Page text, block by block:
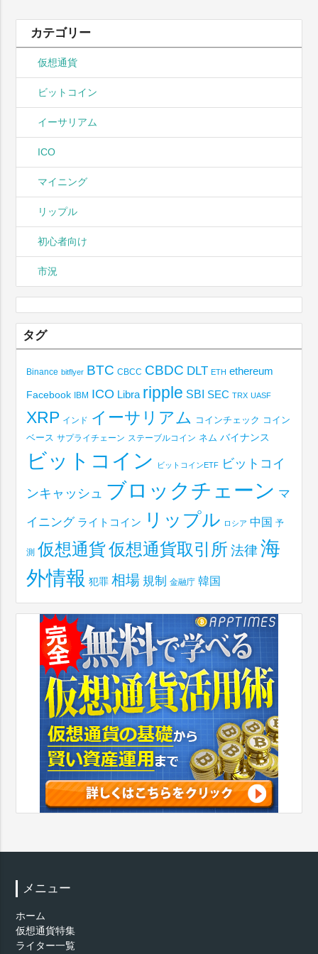
カテゴリー
仮想通貨
ビットコイン
イーサリアム
ICO
マイニング
リップル
初心者向け
市況
タグ
Binance bitflyer BTC CBCC CBDC DLT ETH ethereum
Facebook IBM ICO Libra ripple SBI SEC TRX UASF
XRP インド イーサリアム コインチェック コイン
ベース サプライチェーン ステーブルコイン ネム バイナンス
ビットコイン ビットコインETF ビットコイ
ンキャッシュ ブロックチェーン マ
イニング ライトコイン リップル ロシア 中国 予
測 仮想通貨仮想通貨取引所 法律 海
外情報 犯罪 相場 規制 金融庁 韓国
メニュー
ホーム
仮想通貨特集
ライター一覧